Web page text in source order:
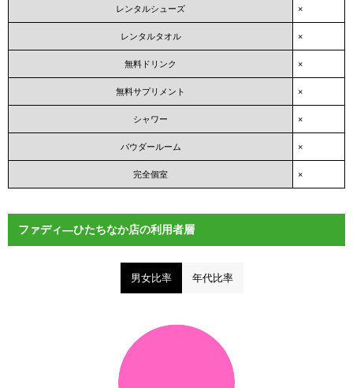
レンタルシューズ ×
レンタルタオル ×
無料ドリンク ×
無料サプリメント ×
シャワー ×
パウダールーム ×
完全個室 ×
ファディ―ひたちなか店の利用者層
男女比率 年代比率